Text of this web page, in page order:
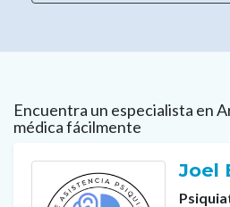
Encuentra un especialista en
médica fácilmente
Joel